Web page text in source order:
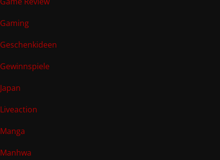
Gaming
Geschenkideen
Gewinnspiele
Japan
Liveaction
Manga
Manhwa